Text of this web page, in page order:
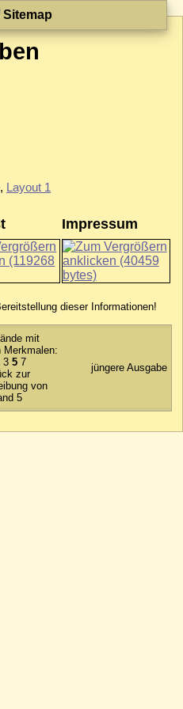
Sitemap
Layout 1
Impressum
dieser Informationen!
mit
Merkmalen:
3 5 7
zur
von
5
jüngere Ausgabe